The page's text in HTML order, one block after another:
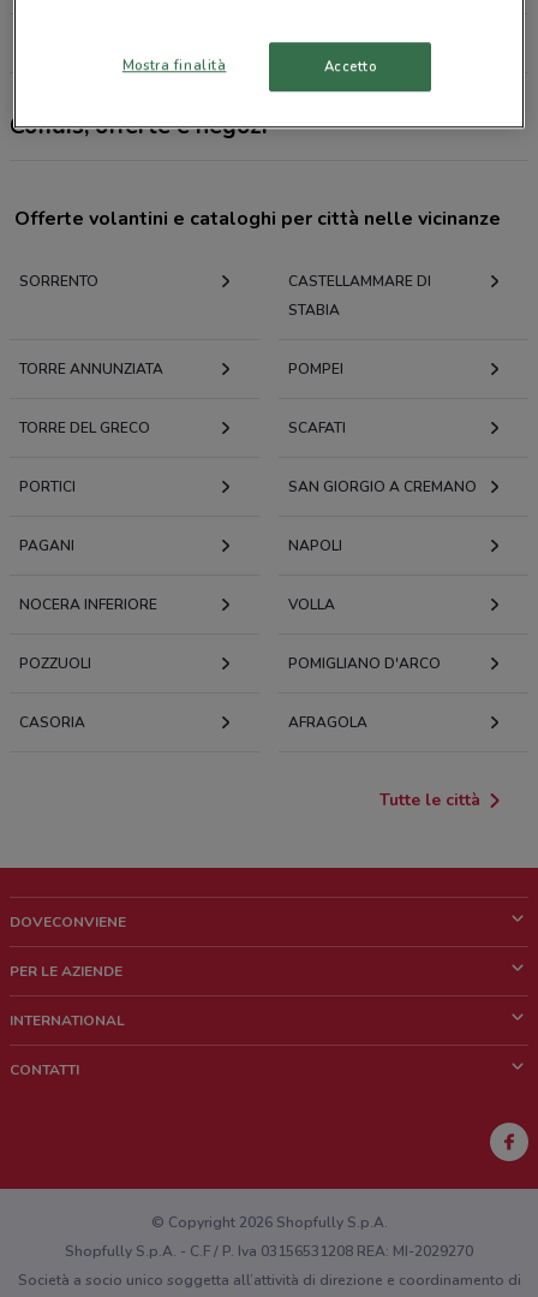
Tutti i negozi Cofidis
Cofidis, offerte e negozi
Offerte volantini e cataloghi per città nelle vicinanze
SORRENTO
CASTELLAMMARE DI
STABIA
TORRE ANNUNZIATA POMPEI
TORRE DEL GRECO SCAFATI
PORTICI SAN GIORGIO A CREMANO
PAGANI NAPOLI
NOCERA INFERIORE VOLLA
POZZUOLI POMIGLIANO D'ARCO
CASORIA AFRAGOLA
Tutte le città
DOVECONVIENE
Chi siamo
Lavora con noi
PER LE AZIENDE
Richieste commerciali e marketing
INTERNATIONAL
CONTATTI
Hai un malfunzionamento sul web o sull'app?
© Copyright 2026 Shopfully S.p.A.
Shopfully S.p.A. - C.F / P. Iva 03156531208 REA: MI-2029270
Società a socio unico soggetta all’attività di direzione e coordinamento di
Mostra finalità Accetto